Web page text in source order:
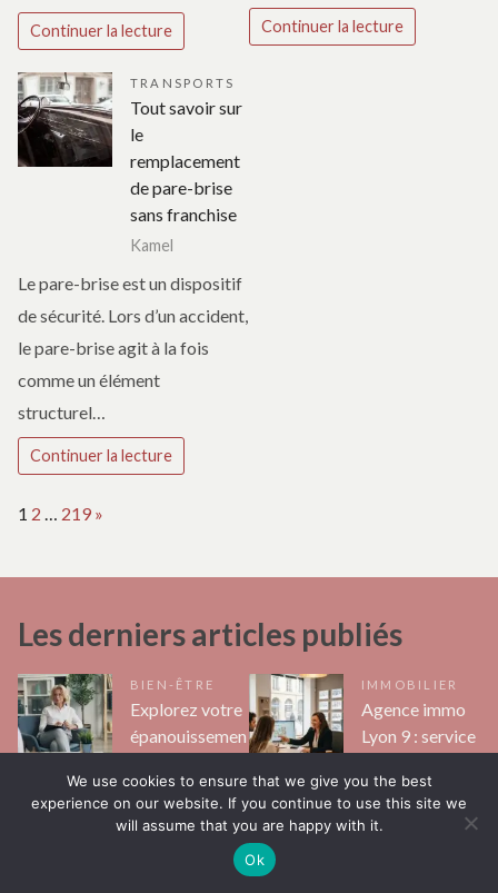
Continuer la lecture Continuer la lecture
TRANSPORTS
Tout savoir sur
le
remplacement
de pare-brise
sans franchise
Kamel
Le pare-brise est un dispositif
de sécurité. Lors d’un accident,
le pare-brise agit à la fois
comme un élément
structurel…
Continuer la lecture
Page:
1 2 … 219 Next
»
Les derniers articles publiés
BIEN-ÊTRE
Explorez votre
épanouissemen
grâce à la
thérapie à
IMMOBILIER
Agence immo
Lyon 9 : service
d’excellence
pour vos
We use cookies to ensure that we give you the best
experience on our website. If you continue to use this site we
will assume that you are happy with it.
Ok